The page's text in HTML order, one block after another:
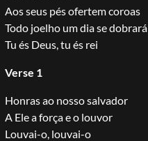
Aos seus pés ofertem coroas
Todo joelho um dia se dobrará
Tu és Deus, tu és rei
Verse 1
Honras ao nosso salvador
A Ele a força e o louvor
Louvai-o, louvai-o